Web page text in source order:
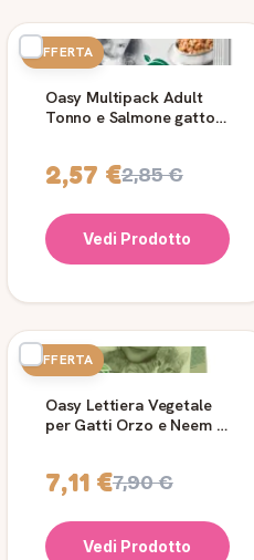
OFFERTA
Oasy Multipack Adult
Tonno e Salmone gatto
2,57 €2,85 €
Vedi Prodotto
OFFERTA
Oasy Lettiera Vegetale
per Gatti Orzo e Neem 6
7,11 €7,90 €
Vedi Prodotto